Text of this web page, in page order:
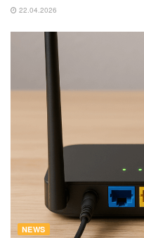
22.04.2026
NEWS